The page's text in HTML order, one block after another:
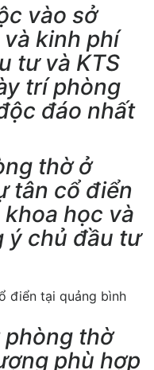
vào sở
kinh phí
tư và KTS
trí phòng
đáo nhất
thờ ở
tân cổ điển
học và
ý chủ đầu tư
phòng thờ
phù hợp